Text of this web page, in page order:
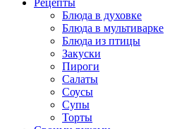
Рецепты
Блюда в духовке
Блюда в мультиварке
Блюда из птицы
Закуски
Пироги
Салаты
Соусы
Супы
Торты